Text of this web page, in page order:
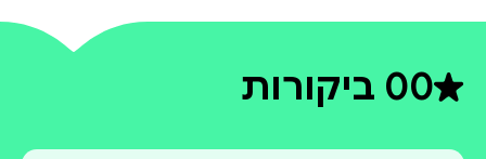
0דירוג ממוצע 0 מתוך 5
0 ביקורות